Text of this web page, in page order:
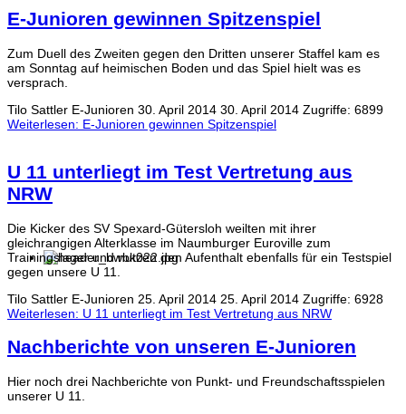
E-Junioren gewinnen Spitzenspiel
Zum Duell des Zweiten gegen den Dritten unserer Staffel kam es
am Sonntag auf heimischen Boden und das Spiel hielt was es
versprach.
Tilo Sattler E-Junioren 30. April 2014 30. April 2014 Zugriffe: 6899
Weiterlesen: E-Junioren gewinnen Spitzenspiel
U 11 unterliegt im Test Vertretung aus
NRW
Die Kicker des SV Spexard-Gütersloh weilten mit ihrer
gleichrangigen Alterklasse im Naumburger Euroville zum
Trainingslager und nutzen den Aufenthalt ebenfalls für ein Testspiel
gegen unsere U 11.
Tilo Sattler E-Junioren 25. April 2014 25. April 2014 Zugriffe: 6928
Weiterlesen: U 11 unterliegt im Test Vertretung aus NRW
Nachberichte von unseren E-Junioren
Hier noch drei Nachberichte von Punkt- und Freundschaftsspielen
unserer U 11.